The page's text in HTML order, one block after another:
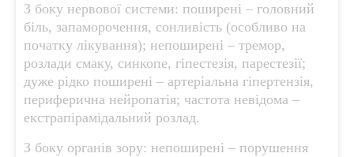
З боку нервової системи: поширені – головний
біль, запаморочення, сонливість (особливо на
початку лікування); непоширені – тремор,
розлади смаку, синкопе, гіпестезія, парестезії;
дуже рідко поширені – артеріальна гіпертензія,
периферична нейропатія; частота невідома –
екстрапірамідальний розлад.
З боку органів зору: непоширені – порушення